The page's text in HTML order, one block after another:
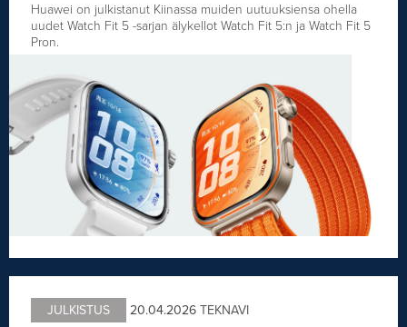
Huawei on julkistanut Kiinassa muiden uutuuksiensa ohella
uudet Watch Fit 5 -sarjan älykellot Watch Fit 5:n ja Watch Fit 5
Pron.
JULKISTUS 20.04.2026 TEKNAVI